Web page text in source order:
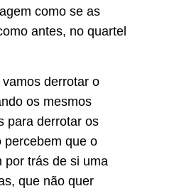
como se as
antes, no quartel
derrotar o
os mesmos
para derrotar os
percebem que o
por trás de si uma
que não quer